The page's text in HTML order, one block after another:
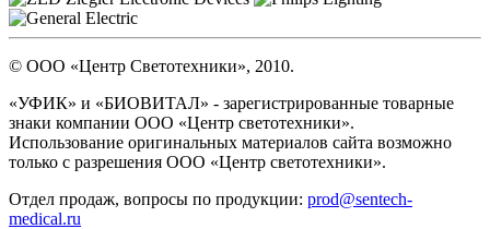
© ООО «Центр Светотехники», 2010.
«УФИК» и «БИОВИТАЛ» - зарегистрированные товарные
знаки компании ООО «Центр светотехники».
Использование оригинальных материалов сайта возможно
только с разрешения ООО «Центр светотехники».
Отдел продаж, вопросы по продукции: prod@sentech-
medical.ru